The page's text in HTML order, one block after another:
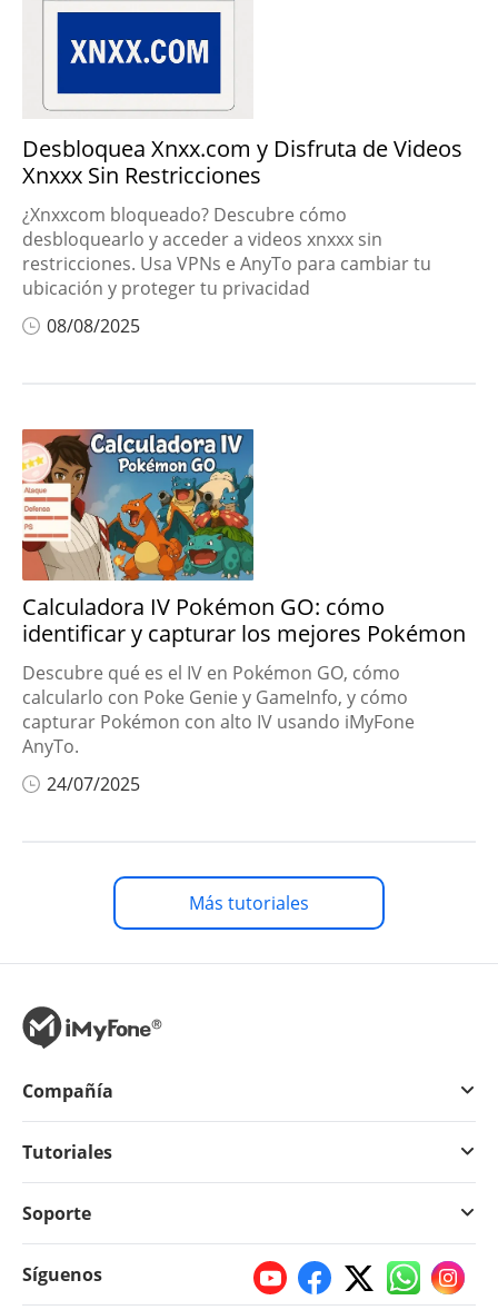
Desbloquea Xnxx.com y Disfruta de Videos
Xnxxx Sin Restricciones
¿Xnxxcom bloqueado? Descubre cómo
desbloquearlo y acceder a videos xnxxx sin
restricciones. Usa VPNs e AnyTo para cambiar tu
ubicación y proteger tu privacidad
08/08/2025
Calculadora IV Pokémon GO: cómo
identificar y capturar los mejores Pokémon
Descubre qué es el IV en Pokémon GO, cómo
calcularlo con Poke Genie y GameInfo, y cómo
capturar Pokémon con alto IV usando iMyFone
AnyTo.
24/07/2025
Más tutoriales
Compañía
Tutoriales
Soporte
Síguenos